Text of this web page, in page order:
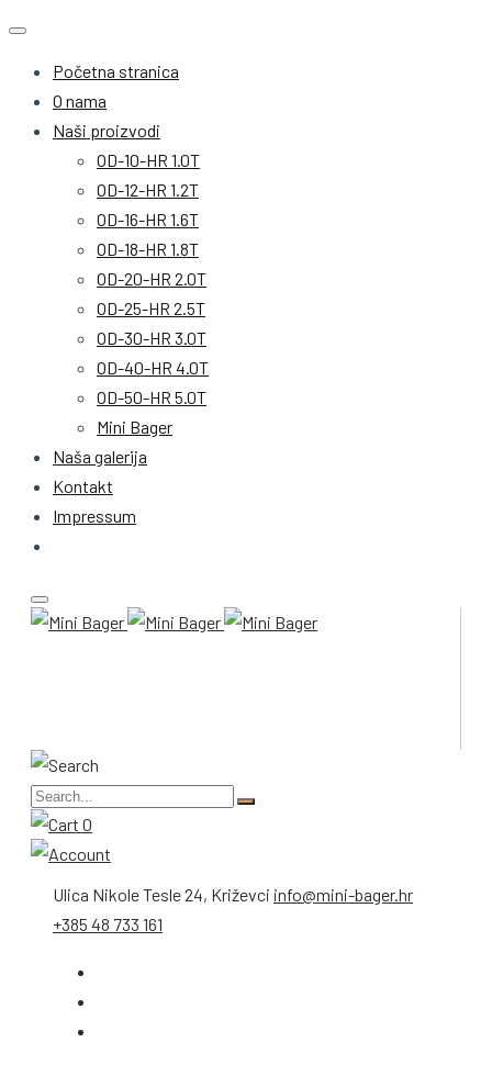
Početna stranica
O nama
Naši proizvodi
OD-10-HR 1.0T
OD-12-HR 1.2T
OD-16-HR 1.6T
OD-18-HR 1.8T
OD-20-HR 2.0T
OD-25-HR 2.5T
OD-30-HR 3.0T
OD-40-HR 4.0T
OD-50-HR 5.0T
Mini Bager
Naša galerija
Kontakt
Impressum
0
Ulica Nikole Tesle 24, Križevci info@mini-bager.hr
+385 48 733 161